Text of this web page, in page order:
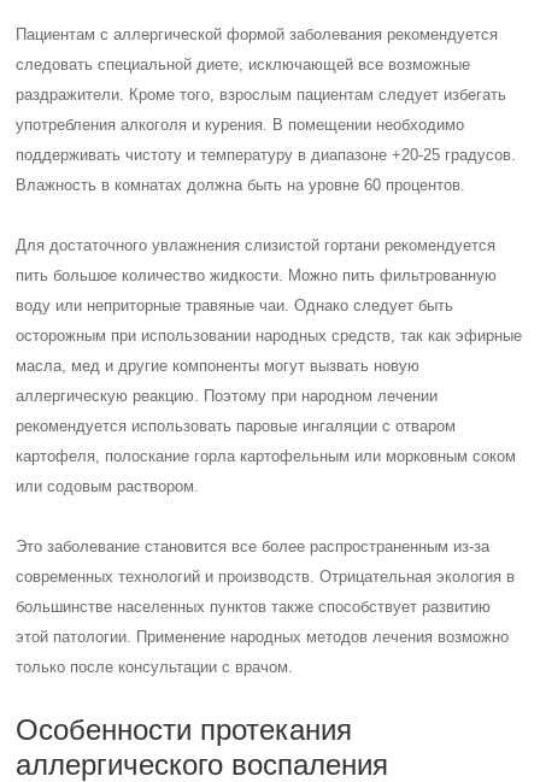
Пациентам с аллергической формой заболевания рекомендуется
следовать специальной диете, исключающей все возможные
раздражители. Кроме того, взрослым пациентам следует избегать
употребления алкоголя и курения. В помещении необходимо
поддерживать чистоту и температуру в диапазоне +20-25 градусов.
Влажность в комнатах должна быть на уровне 60 процентов.
Для достаточного увлажнения слизистой гортани рекомендуется
пить большое количество жидкости. Можно пить фильтрованную
воду или неприторные травяные чаи. Однако следует быть
осторожным при использовании народных средств, так как эфирные
масла, мед и другие компоненты могут вызвать новую
аллергическую реакцию. Поэтому при народном лечении
рекомендуется использовать паровые ингаляции с отваром
картофеля, полоскание горла картофельным или морковным соком
или содовым раствором.
Это заболевание становится все более распространенным из-за
современных технологий и производств. Отрицательная экология в
большинстве населенных пунктов также способствует развитию
этой патологии. Применение народных методов лечения возможно
только после консультации с врачом.
Особенности протекания
аллергического воспаления